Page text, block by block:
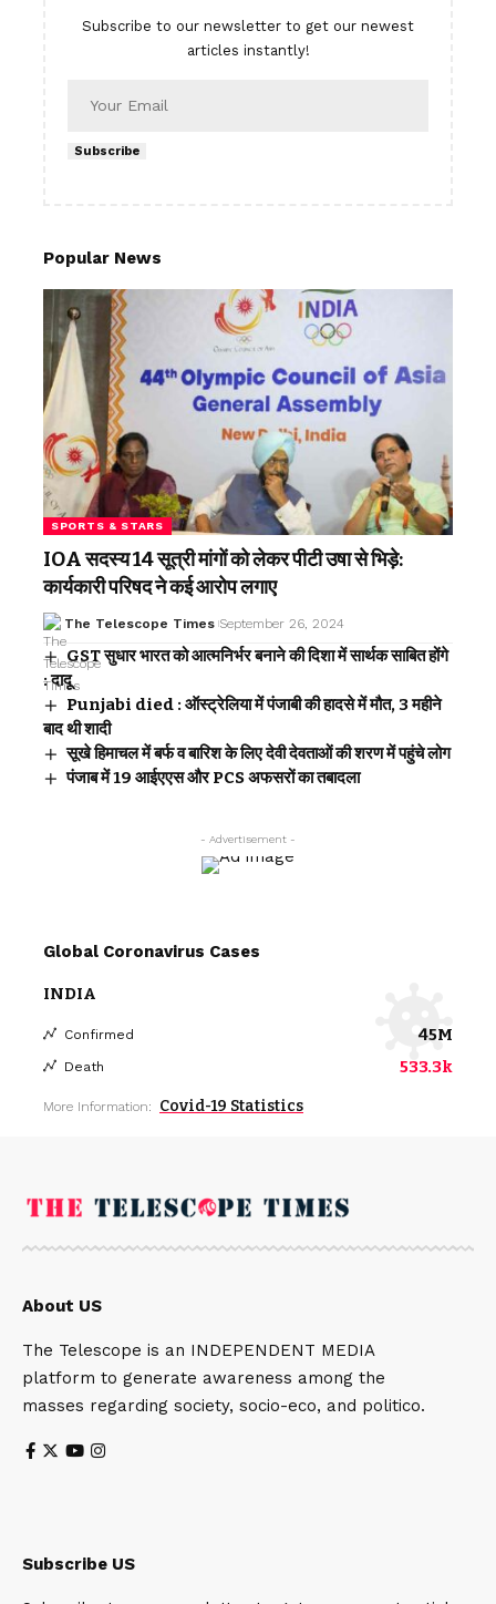
Subscribe to our newsletter to get our newest
articles instantly!
Subscribe
Popular News
SPORTS & STARS
IOA सदस्य 14 सूत्री मांगों को लेकर पीटी उषा से भिड़े:
कार्यकारी परिषद ने कई आरोप लगाए
The Telescope Times September 26, 2024
GST सुधार भारत को आत्मनिर्भर बनाने की दिशा में सार्थक साबित होंगे
: दादू
Punjabi died : ऑस्ट्रेलिया में पंजाबी की हादसे में मौत, 3 महीने
बाद थी शादी
सूखे हिमाचल में बर्फ व बारिश के लिए देवी देवताओं की शरण में पहुंचे लोग
पंजाब में 19 आईएएस और PCS अफसरों का तबादला
- Advertisement -
Global Coronavirus Cases
INDIA
Confirmed 45M
Death 533.3k
More Information: Covid-19 Statistics
About US
The Telescope is an INDEPENDENT MEDIA
platform to generate awareness among the
masses regarding society, socio-eco, and politico.
Subscribe US